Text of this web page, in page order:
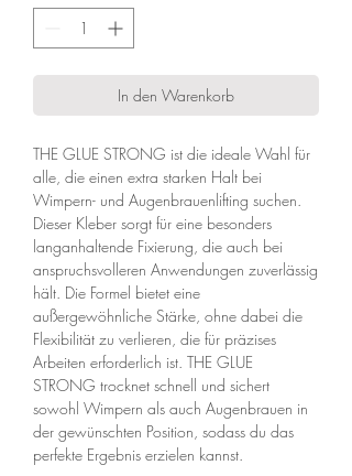
In den Warenkorb
THE GLUE STRONG ist die ideale Wahl für
alle, die einen extra starken Halt bei
Wimpern- und Augenbrauenlifting suchen.
Dieser Kleber sorgt für eine besonders
langanhaltende Fixierung, die auch bei
anspruchsvolleren Anwendungen zuverlässig
hält. Die Formel bietet eine
außergewöhnliche Stärke, ohne dabei die
Flexibilität zu verlieren, die für präzises
Arbeiten erforderlich ist. THE GLUE
STRONG trocknet schnell und sichert
sowohl Wimpern als auch Augenbrauen in
der gewünschten Position, sodass du das
perfekte Ergebnis erzielen kannst.